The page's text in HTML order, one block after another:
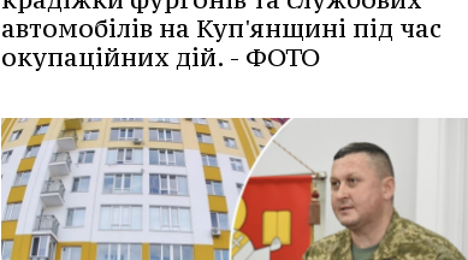
автомобілів на Куп'янщині під час
окупаційних дій. - ФОТО